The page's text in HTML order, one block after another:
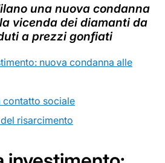
una nuova condanna
vicenda dei diamanti da
a prezzi gonfiati
nuova condanna alle
contatto sociale
risarcimento